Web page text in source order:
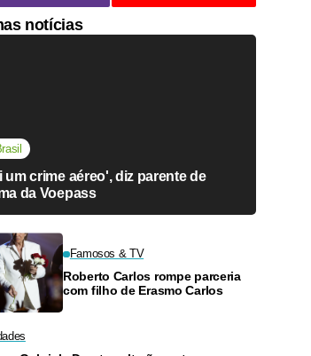
notícias
um crime aéreo', diz parente de
da Voepass
Famosos & TV
Roberto Carlos rompe parceria
com filho de Erasmo Carlos